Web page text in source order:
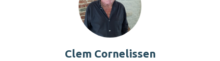
Clem Cornelissen